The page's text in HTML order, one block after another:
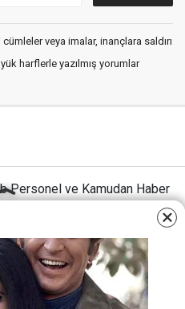
veya imalar, inançlara saldırı
harflerle yazılmış yorumlar
Personel ve Kamudan Haber
Gizlilik İlkeleri
– Öğretmen Haberleri